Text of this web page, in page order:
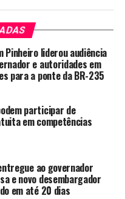
Pinheiro liderou audiência
e autoridades em
para a ponte da BR-235
participar de
em competências
ao governador
e novo desembargador
em até 20 dias